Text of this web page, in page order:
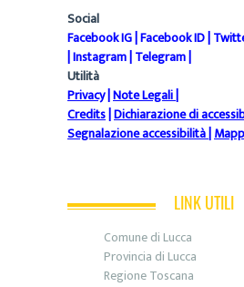
Social
Facebook IG|Facebook ID|
|Instagram|Telegram|
Utilità
Privacy|Note Legali|
Credits|Dichiarazione di
Segnalazione accessibilità|
LINK UTILI
Comune di Lucca
Provincia di Lucca
Regione Toscana